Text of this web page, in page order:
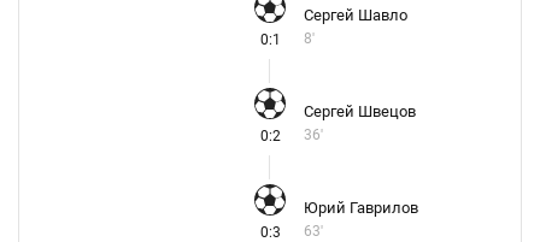
0:1
Сергей Шавло
8'
0:2
Сергей Швецов
36'
0:3
Юрий Гаврилов
63'